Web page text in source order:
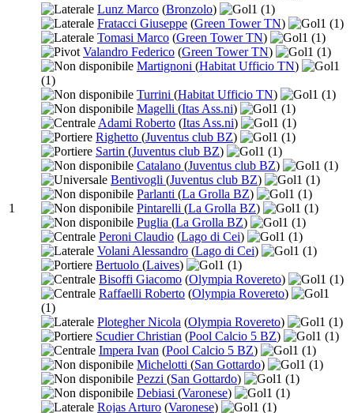
1
Lunz Marco (Bronzolo) 1 (1)
Fratacci Giuseppe (Green Tower TN) 1 (1)
Tomasi Marco (Green Tower TN) 1 (1)
Valandro Federico (Green Tower TN) 1 (1)
Martignoni (Habitat Ufficio TN)
1
(1)
Turrini (Habitat Ufficio TN) 1 (1)
Magelli (Itas Ass.ni) 1 (1)
Adami Roberto (Itas Ass.ni) 1 (1)
Righetto (Juventus club BZ) 1 (1)
Sartin (Juventus club BZ) 1 (1)
Catalano (Juventus club BZ) 1 (1)
Bentivogli (Juventus club BZ) 1 (1)
Parlanti (La Grolla BZ) 1 (1)
Pintarelli (La Grolla BZ) 1 (1)
Puglia (La Grolla BZ) 1 (1)
Peroni Claudio (Lago di Cei) 1 (1)
Volani Alessandro (Lago di Cei) 1 (1)
Bertuolo (Laives) 1 (1)
Bisoffi Giacomo (Olympia Rovereto) 1 (1)
Raffaelli Roberto (Olympia Rovereto)
1
(1)
Plotegher Nicola (Olympia Rovereto) 1 (1)
Scudier Christian (Pool Calcio 5 BZ) 1 (1)
Impera Ivan (Pool Calcio 5 BZ) 1 (1)
Michelotti (San Gottardo) 1 (1)
Pezzi (San Gottardo) 1 (1)
Debiasi (Varonese) 1 (1)
Rojas Arturo (Varonese) 1 (1)